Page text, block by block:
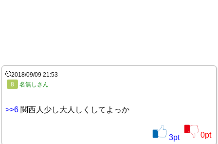
2018/09/09 21:53
8
名無しさん
>>6 関西人少し大人しくしてよっか
3pt 0pt